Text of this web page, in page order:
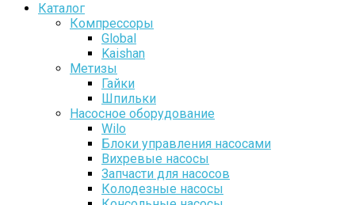
Каталог
Компрессоры
Global
Kaishan
Метизы
Гайки
Шпильки
Насосное оборудование
Wilo
Блоки управления насосами
Вихревые насосы
Запчасти для насосов
Колодезные насосы